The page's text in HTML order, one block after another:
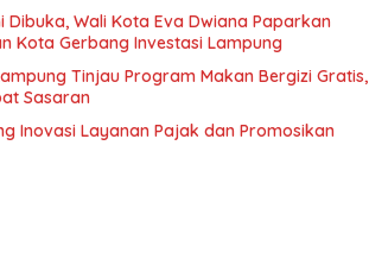
Dibuka, Wali Kota Eva Dwiana Paparkan
Kota Gerbang Investasi Lampung
Tinjau Program Makan Bergizi Gratis,
Sasaran
Inovasi Layanan Pajak dan Promosikan